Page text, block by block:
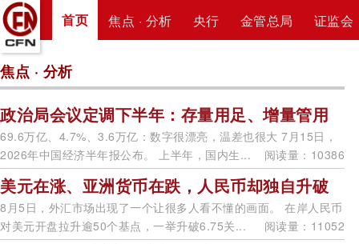
首页 焦点 · 分析 央行 金管总局 证监会
焦点 · 分析
政治局会议定调下半年：存量用足、增量管用
阅读量：10386
69.6万亿、4.7%、3.6万亿：数字很漂亮，温差也很大 7月15日，
2026年中国经济半年报公布。 上半年，国内生...
美元在涨、亚洲货币在跌，人民币却独自升破
阅读量：11052
8月5日，外汇市场出现了一个让很多人看不懂的画面。 在岸人民币
对美元开盘拉升逾50个基点，一举升破6.75关...